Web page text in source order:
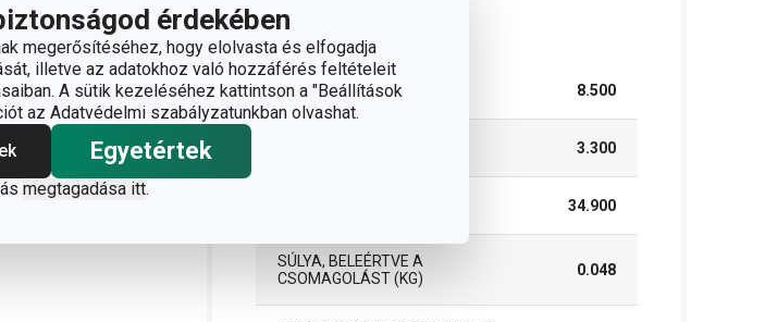
érdekében
megerősítéséhez, hogy elolvasta és elfogadja
illetve az adatokhoz való hozzáférés feltételeit
A sütik kezeléséhez kattintson a "Beállítások
az Adatvédelmi szabályzatunkban olvashat.
Egyetértek
megtagadása itt.
Csomag
SZÉLESSÉG (CM) 8.500
3.300
34.900
SÚLYA, BELEÉRTVE A
CSOMAGOLÁST (KG)
0.048